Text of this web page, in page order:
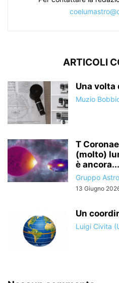
ARTICOLI
Una volta
Muzio
T
(molto)
è ancora...
Gruppo
13 Giugno
Un
Luigi Civita